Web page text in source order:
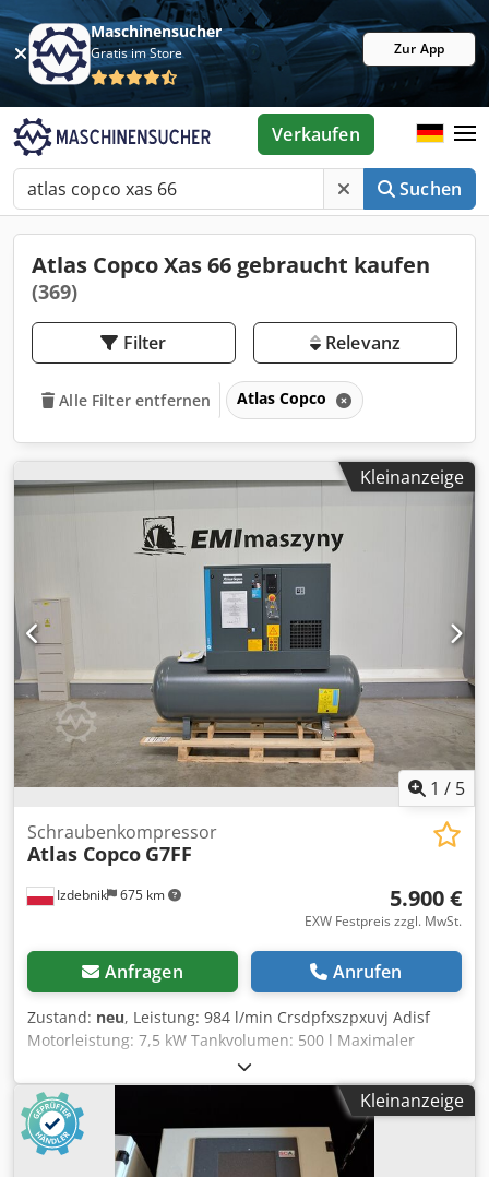
Maschinensucher
Gratis im Store Zur App
Suchen
Verkaufen
Atlas Copco Xas 66 gebraucht kaufen
(369)
Filter Relevanz
Alle Filter entfernen Atlas Copco
Kleinanzeige
1 / 5
Izdebnik 675 km
Schraubenkompressor
Atlas Copco G7FF
5.900 €
EXW Festpreis zzgl. MwSt.
Anfragen Anrufen
Zustand: neu, Leistung: 984 l/min Crsdpfxszpxuvj Adisf
Motorleistung: 7,5 kW Tankvolumen: 500 l Maximaler
Betriebsdruck: 10,0 atm Integrierter Kältetrockner
Elektronische Einstellung der Kompressorparameter
Schalldämmte Kabine (nur 67 dB) Entspricht den CE-
Normen Baujahr 2025, NEU
Kleinanzeige